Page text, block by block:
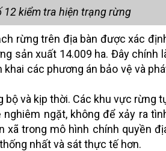
12 kiểm tra hiện trạng rừng
rừng trên địa bàn được xác
sản xuất 14.009 ha. Đây chính
các phương án bảo vệ và
bộ và kịp thời. Các khu vực rừng
ngặt, không để xảy ra
xã trong mô hình chính quyền
nhất và sát thực tế hơn.